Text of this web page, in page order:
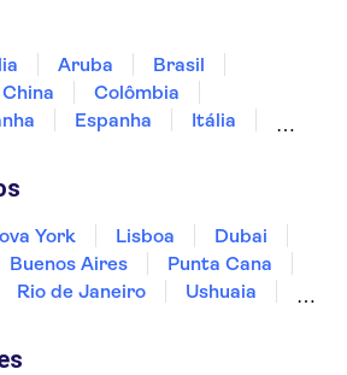
Aruba
Brasil
China
Colômbia
Espanha
Itália
York Lisboa
Dubai
Buenos Aires
Punta Cana
Rio de Janeiro
Ushuaia